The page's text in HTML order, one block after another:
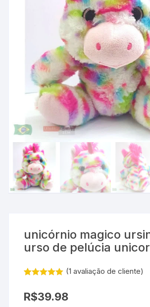
unicórnio magico
urso de pelúcia
como
de 5, com
(1 avaliação de cliente)
R$39.98